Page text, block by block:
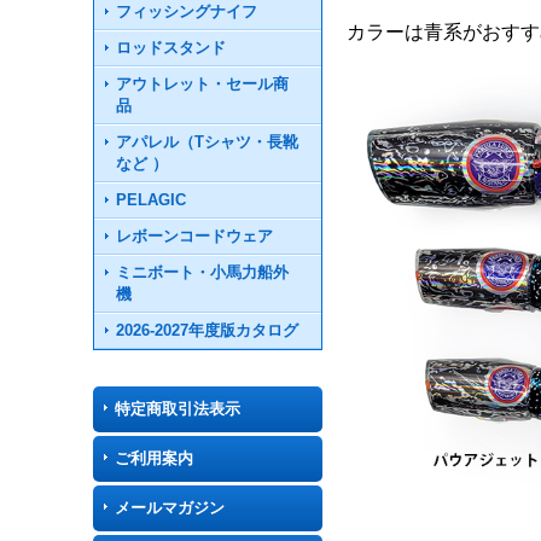
フィッシングナイフ
ロッドスタンド
アウトレット・セール商
品
アパレル（Tシャツ・長靴
など ）
PELAGIC
レボーンコードウェア
ミニボート・小馬力船外
機
2026-2027年度版カタログ
特定商取引法表示
ご利用案内
メールマガジン
カラーは青系がおす